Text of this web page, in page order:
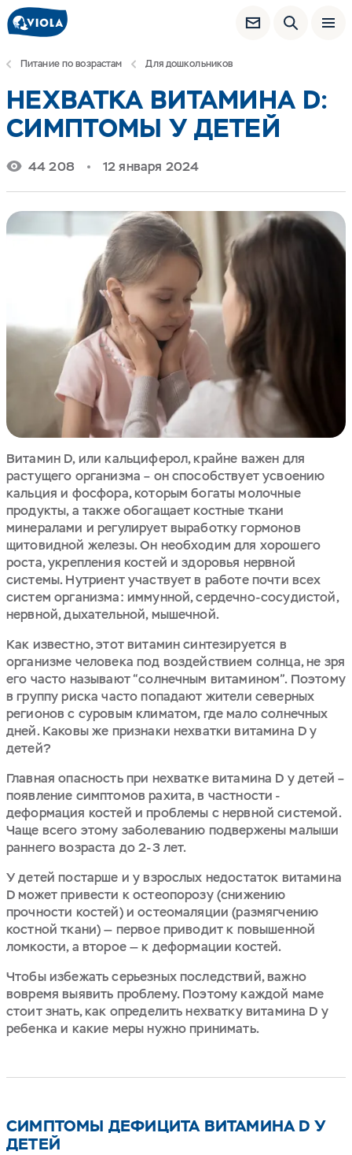
Питание по возрастам Для дошкольников
НЕХВАТКА ВИТАМИНА D:
СИМПТОМЫ У ДЕТЕЙ
44 208 12 января 2024
Витамин D, или кальциферол, крайне важен для
растущего организма – он способствует усвоению
кальция и фосфора, которым богаты молочные
продукты, а также обогащает костные ткани
минералами и регулирует выработку гормонов
щитовидной железы. Он необходим для хорошего
роста, укрепления костей и здоровья нервной
системы. Нутриент участвует в работе почти всех
систем организма: иммунной, сердечно-сосудистой,
нервной, дыхательной, мышечной.
Как известно, этот витамин синтезируется в
организме человека под воздействием солнца, не зря
его часто называют “солнечным витамином”. Поэтому
в группу риска часто попадают жители северных
регионов с суровым климатом, где мало солнечных
дней. Каковы же признаки нехватки витамина D у
детей?
Главная опасность при нехватке витамина D у детей –
появление симптомов рахита, в частности -
деформация костей и проблемы с нервной системой.
Чаще всего этому заболеванию подвержены малыши
раннего возраста до 2-3 лет.
У детей постарше и у взрослых недостаток витамина
D может привести к остеопорозу (снижению
прочности костей) и остеомаляции (размягчению
костной ткани) — первое приводит к повышенной
ломкости, а второе — к деформации костей.
Чтобы избежать серьезных последствий, важно
вовремя выявить проблему. Поэтому каждой маме
стоит знать, как определить нехватку витамина D у
ребенка и какие меры нужно принимать.
СИМПТОМЫ ДЕФИЦИТА ВИТАМИНА D У
ДЕТЕЙ